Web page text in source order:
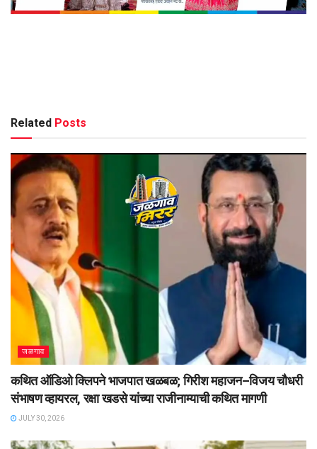
Related Posts
जळगाव
कथित ऑडिओ क्लिपने भाजपात खळबळ; गिरीश महाजन–विजय चौधरी
संभाषण व्हायरल, रक्षा खडसे यांच्या राजीनाम्याची कथित मागणी
JULY 30, 2026